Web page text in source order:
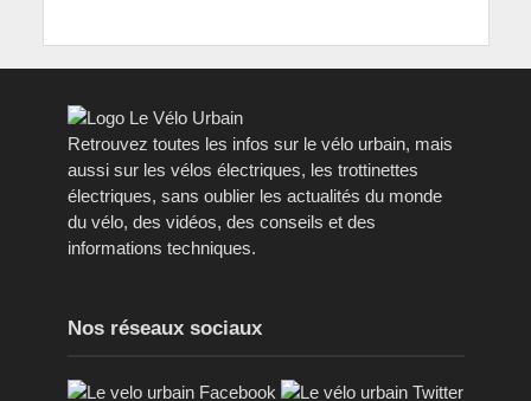
Retrouvez toutes les infos sur le vélo urbain, mais
aussi sur les vélos électriques, les trottinettes
électriques, sans oublier les actualités du monde
du vélo, des vidéos, des conseils et des
informations techniques.
Nos réseaux sociaux